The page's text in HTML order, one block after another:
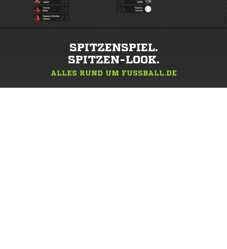
SPITZENSPIEL.
SPITZEN-LOOK.
ALLES RUND UM FUSSBALL.DE